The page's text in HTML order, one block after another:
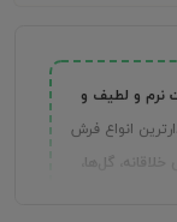
نرم و لطیف و
انواع فرش
خلاقانه، گل‌ها،